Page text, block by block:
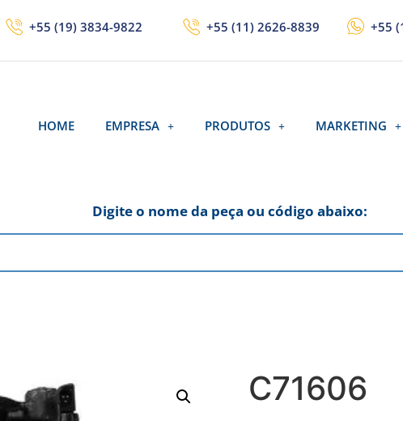
+55 (19) 3834-9822 +55 (11) 2626-8839 +55
HOME EMPRESA PRODUTOS MARKETING
Digite o nome da peça ou código abaixo:
C71606